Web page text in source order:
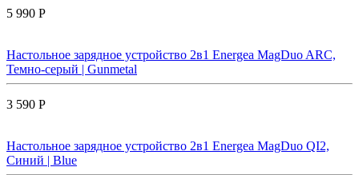
5 990 Р
Настольное зарядное устройство 2в1 Energea MagDuo ARC,
Темно-серый | Gunmetal
3 590 Р
Настольное зарядное устройство 2в1 Energea MagDuo QI2,
Синий | Blue